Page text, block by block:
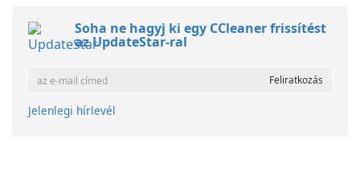
Soha ne hagyj ki egy CCleaner frissítést
az UpdateStar-ral
Jelenlegi hírlevél